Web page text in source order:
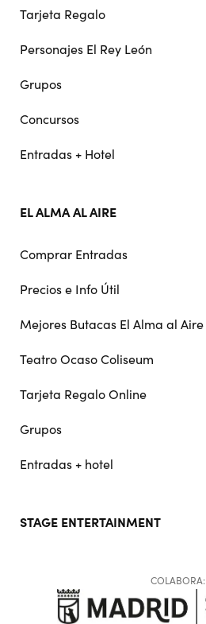
Tarjeta Regalo
Personajes El Rey León
Grupos
Concursos
Entradas + Hotel
EL ALMA AL AIRE
Comprar Entradas
Precios e Info Útil
Mejores Butacas El Alma al Aire
Teatro Ocaso Coliseum
Tarjeta Regalo Online
Grupos
Entradas + hotel
STAGE ENTERTAINMENT
COLABORA: